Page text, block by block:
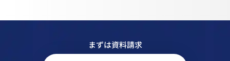
まずは資料請求